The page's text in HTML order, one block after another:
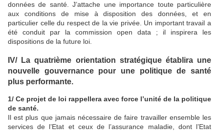
données de santé. J’attache une importance toute particulière
aux conditions de mise à disposition des données, et en
particulier celle du respect de la vie privée. Un important travail a
été conduit par la commission open data ; il inspirera les
dispositions de la future loi.
IV/ La quatrième orientation stratégique établira une
nouvelle gouvernance pour une politique de santé
plus performante.
1/ Ce projet de loi rappellera avec force l’unité de la politique
de santé.
Il est plus que jamais nécessaire de faire travailler ensemble les
services de l’Etat et ceux de l’assurance maladie, dont l’Etat